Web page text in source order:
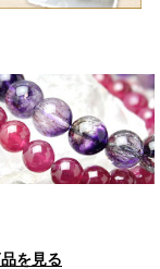
を見る